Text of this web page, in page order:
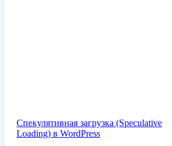
Спекулятивная загрузка (Speculative
Loading) в WordPress